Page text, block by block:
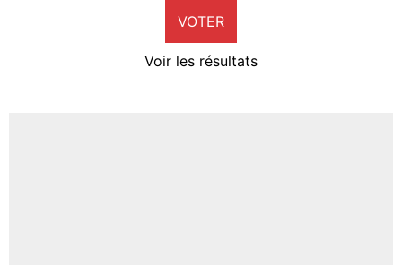
VOTER
Voir les résultats